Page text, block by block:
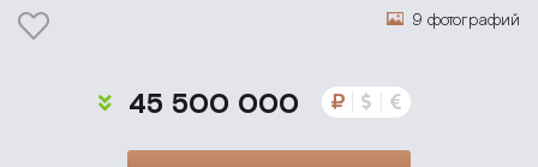
9 фотографий
45 500 000